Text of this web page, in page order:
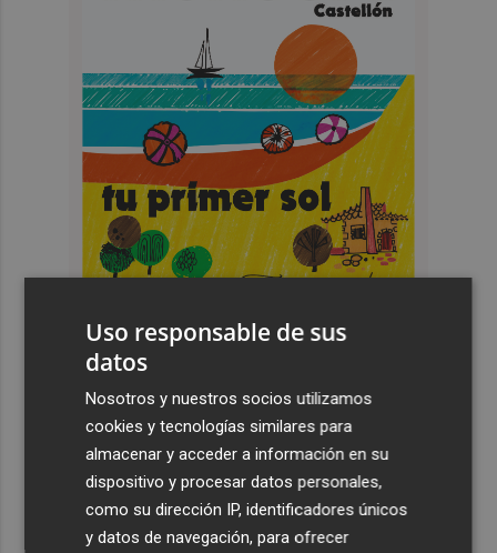
Últimas Noticias
España restablece los controles fronterizos a los
viajeros procedentes de Italia
El homenaje a Ferran Torres en Foios, en imágenes
Uso responsable de sus
datos
Nosotros y nuestros socios utilizamos
cookies y tecnologías similares para
almacenar y acceder a información en su
dispositivo y procesar datos personales,
como su dirección IP, identificadores únicos
y datos de navegación, para ofrecer